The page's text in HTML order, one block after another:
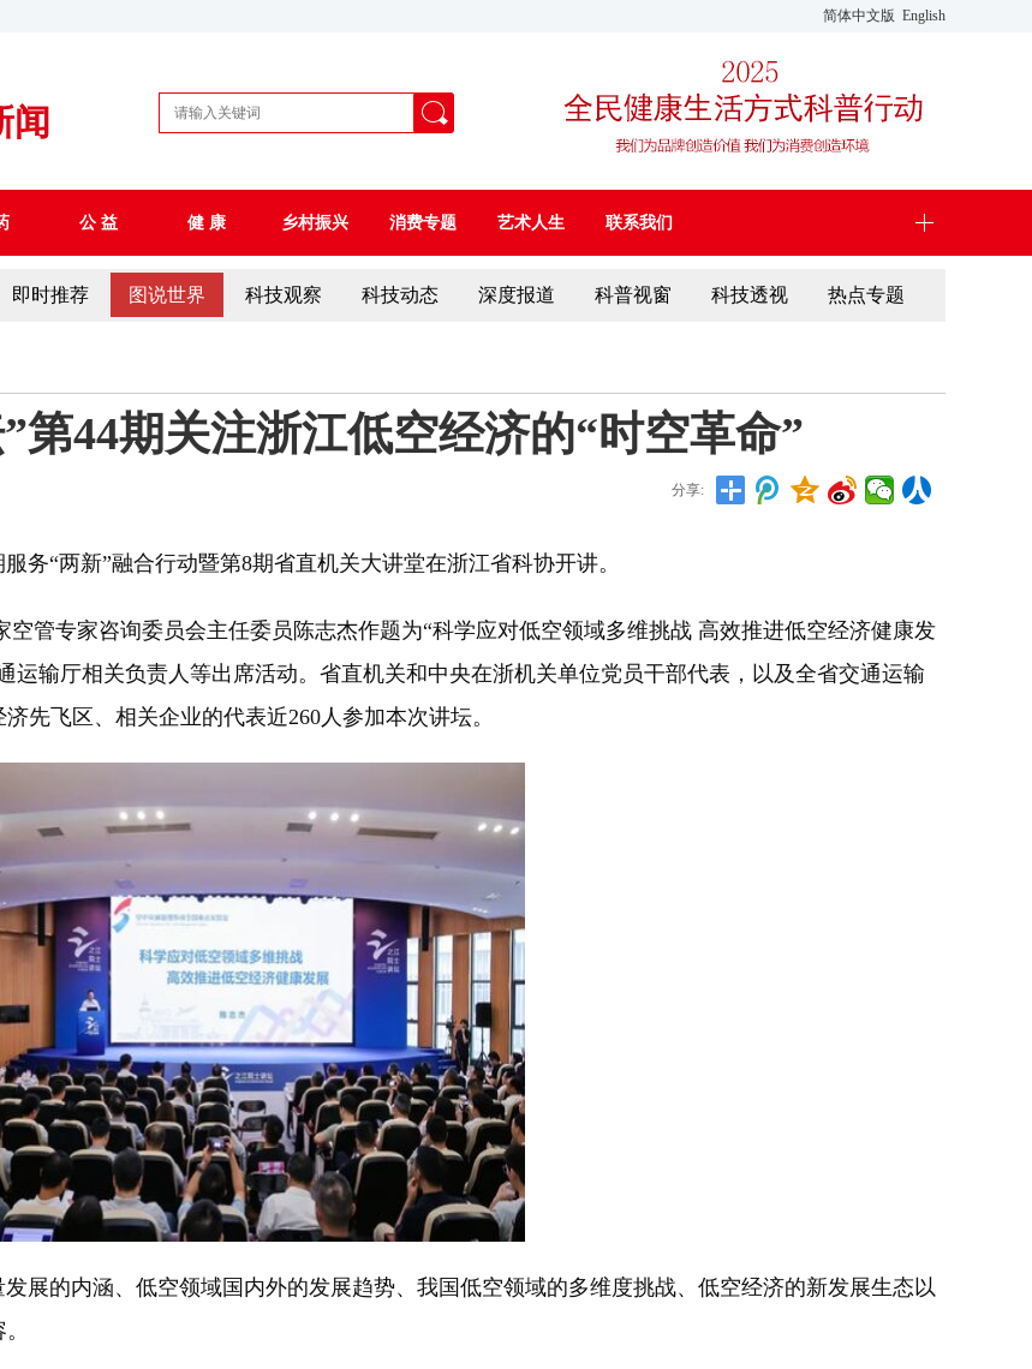
简体中文版 English
闻
公 益 健 康 乡村振兴 消费专题 艺术人生 联系我们
即时推荐 图说世界 科技观察 科技动态 深度报道 科普视窗 科技透视 热点专题
第44期关注浙江低空经济的“时空革命”
分享:
“两新”融合行动暨第8期省直机关大讲堂在浙江省科协开讲。
专家咨询委员会主任委员陈志杰作题为“科学应对低空领域多维挑战 高效推进低空经济健康发
运输厅相关负责人等出席活动。省直机关和中央在浙机关单位党员干部代表，以及全省交通运输
先飞区、相关企业的代表近260人参加本次讲坛。
的内涵、低空领域国内外的发展趋势、我国低空领域的多维度挑战、低空经济的新发展生态以